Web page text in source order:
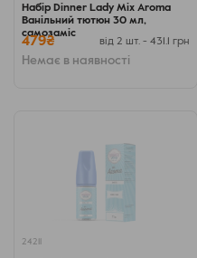
Набір Dinner Lady Mix Aroma
Ванільний тютюн 30 мл,
самозаміс
479₴ від 2 шт. - 431.1 грн
Немає в наявності
24211